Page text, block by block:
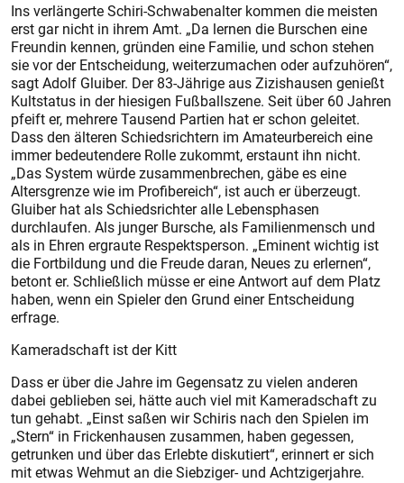
Ins verlängerte Schiri-Schwabenalter kommen die meisten
erst gar nicht in ihrem Amt. „Da lernen die Burschen eine
Freundin kennen, gründen eine Familie, und schon stehen
sie vor der Entscheidung, weiterzumachen oder aufzuhören“,
sagt Adolf Gluiber. Der 83-Jährige aus Zizishausen genießt
Kultstatus in der hiesigen Fußballszene. Seit über 60 Jahren
pfeift er, mehrere Tausend Partien hat er schon geleitet.
Dass den älteren Schiedsrichtern im Amateurbereich eine
immer bedeutendere Rolle zukommt, erstaunt ihn nicht.
„Das System würde zusammenbrechen, gäbe es eine
Altersgrenze wie im Profibereich“, ist auch er überzeugt.
Gluiber hat als Schiedsrichter alle Lebensphasen
durchlaufen. Als junger Bursche, als Familienmensch und
als in Ehren ergraute Respektsperson. „Eminent wichtig ist
die Fortbildung und die Freude daran, Neues zu erlernen“,
betont er. Schließlich müsse er eine Antwort auf dem Platz
haben, wenn ein Spieler den Grund einer Entscheidung
erfrage.
Kameradschaft ist der Kitt
Dass er über die Jahre im Gegensatz zu vielen anderen
dabei geblieben sei, hätte auch viel mit Kameradschaft zu
tun gehabt. „Einst saßen wir Schiris nach den Spielen im
„Stern“ in Frickenhausen zusammen, haben gegessen,
getrunken und über das Erlebte diskutiert“, erinnert er sich
mit etwas Wehmut an die Siebziger- und Achtzigerjahre.